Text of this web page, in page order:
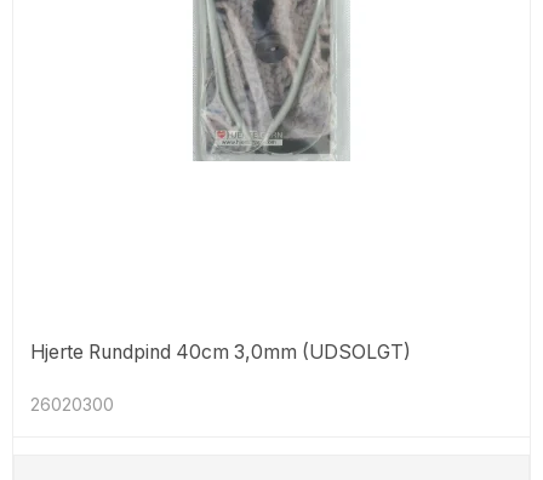
Hjerte Rundpind 40cm 3,0mm (UDSOLGT)
26020300